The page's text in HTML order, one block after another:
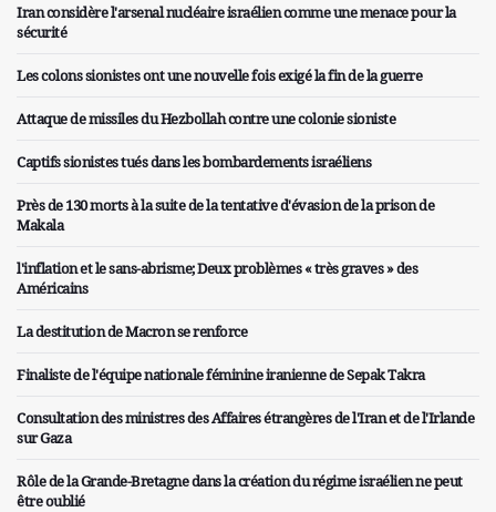
Iran considère l'arsenal nucléaire israélien comme une menace pour la
sécurité
Les colons sionistes ont une nouvelle fois exigé la fin de la guerre
Attaque de missiles du Hezbollah contre une colonie sioniste
Captifs sionistes tués dans les bombardements israéliens
Près de 130 morts à la suite de la tentative d'évasion de la prison de
Makala
l'inflation et le sans-abrisme; Deux problèmes « très graves » des
Américains
La destitution de Macron se renforce
Finaliste de l'équipe nationale féminine iranienne de Sepak Takra
Consultation des ministres des Affaires étrangères de l'Iran et de l'Irlande
sur Gaza
Rôle de la Grande-Bretagne dans la création du régime israélien ne peut
être oublié